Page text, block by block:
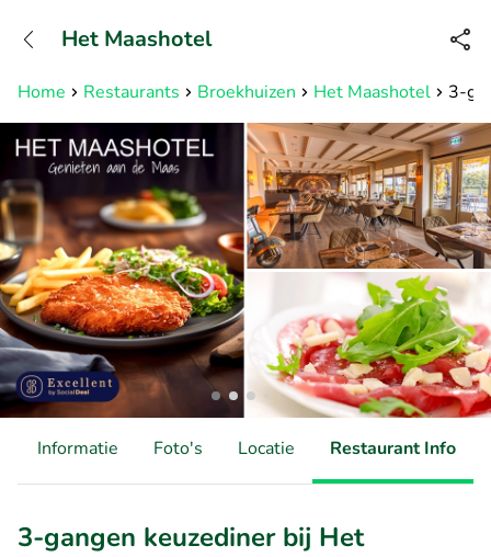
Bereikbaar tot 23:00 uur
Home Restaurants Broekhuizen Het Maashotel 3-
Het Maashotel
Informatie Foto's Locatie Restaurant Info
3-gangen keuzediner bij Het